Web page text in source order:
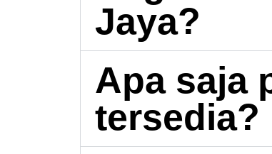
Jaya?
Apa saja
tersedia?